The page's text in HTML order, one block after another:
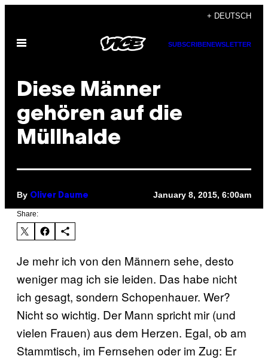
content
+ DEUTSCH
Open
SUBSCRIBENEWSLETTER
Diese Männer
gehören auf die
Müllhalde
By Oliver Daume January 8, 2015, 6:00am
Share:
Je mehr ich von den Männern sehe, desto
weniger mag ich sie leiden. Das habe nicht
ich gesagt, sondern Schopenhauer. Wer?
Nicht so wichtig. Der Mann spricht mir (und
vielen Frauen) aus dem Herzen. Egal, ob am
Stammtisch, im Fernsehen oder im Zug: Er